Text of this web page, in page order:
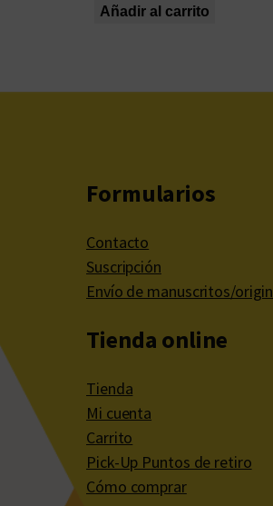
Añadir al carrito
Formularios
Contacto
Suscripción
Envío de manuscritos/
Tienda online
Tienda
Mi cuenta
Carrito
Pick-Up Puntos de retiro
Cómo comprar